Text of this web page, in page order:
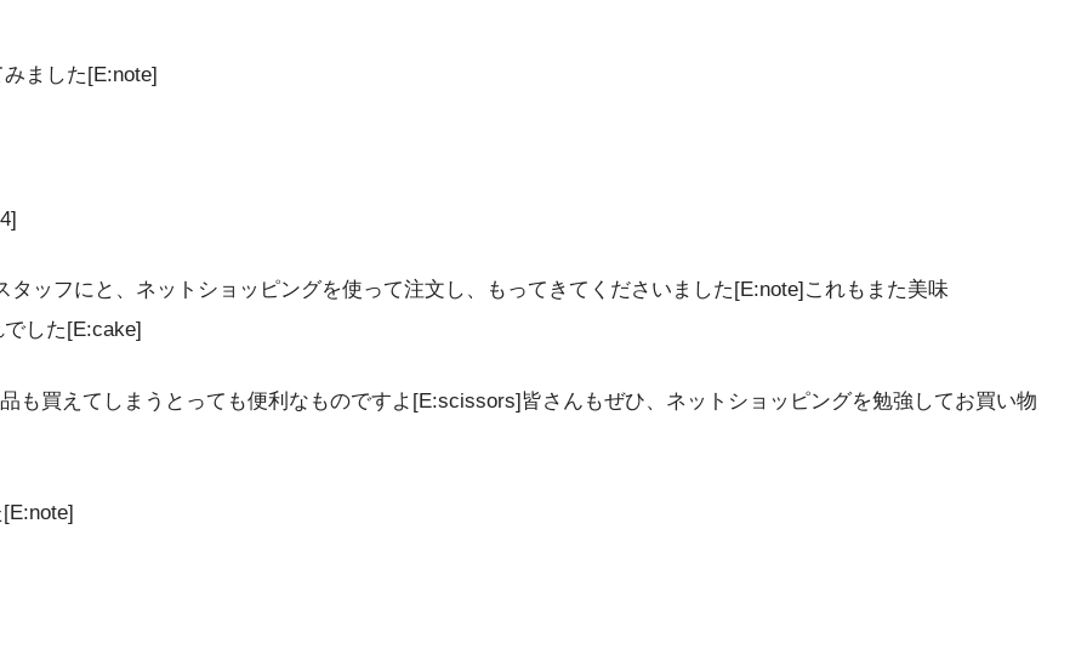
ました[E:note]
ッフにと、ネットショッピングを使って注文し、もってきてくださいました[E:note]これもまた美味
した[E:cake]
も買えてしまうとっても便利なものですよ[E:scissors]皆さんもぜひ、ネットショッピングを勉強してお買い物